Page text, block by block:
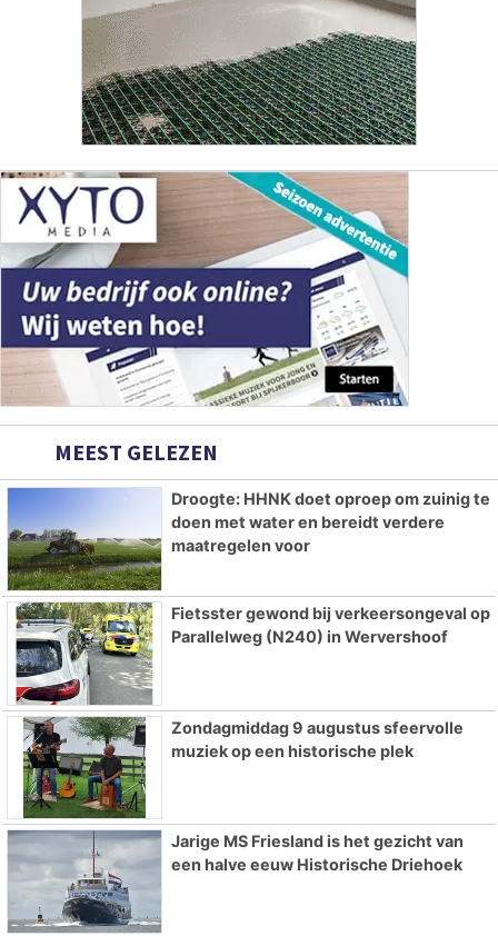
MEEST GELEZEN
Droogte: HHNK doet oproep om zuinig te
doen met water en bereidt verdere
maatregelen voor
Fietsster gewond bij verkeersongeval op
Parallelweg (N240) in Wervershoof
Zondagmiddag 9 augustus sfeervolle
muziek op een historische plek
Jarige MS Friesland is het gezicht van
een halve eeuw Historische Driehoek